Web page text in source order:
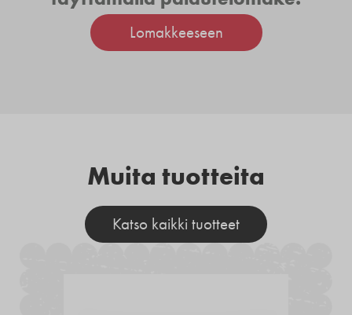
Lomakkeeseen
Muita tuotteita
Katso kaikki tuotteet